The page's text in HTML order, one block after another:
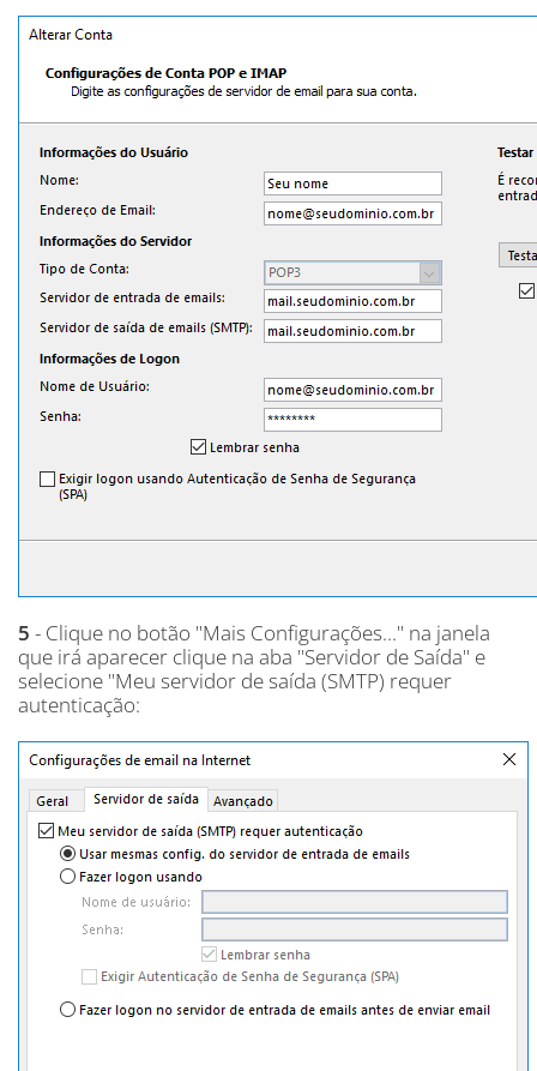
5 - Clique no botão "Mais Configurações..." na janela
que irá aparecer clique na aba "Servidor de Saída" e
selecione "Meu servidor de saída (SMTP) requer
autenticação: